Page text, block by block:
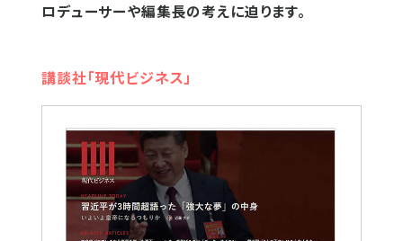
ロデューサーや編集長の考えに迫ります。
講談社「現代ビジネス」